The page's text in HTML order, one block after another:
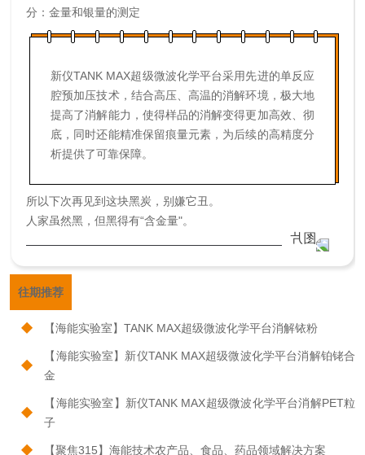
分：金量和银量的测定
新仪TANK MAX超级微波化学平台采用先进的单反应
腔预加压技术，结合高压、高温的消解环境，极大地
提高了消解能力，使得样品的消解变得更加高效、彻
底，同时还能精准保留痕量元素，为后续的高精度分
析提供了可靠保障。
所以下次再见到这块黑炭，别嫌它丑。
人家虽然黑，但黑得有“含金量"。
往期推荐
【海能实验室】TANK MAX超级微波化学平台消解铱粉
【海能实验室】新仪TANK MAX超级微波化学平台消解铂铑合
金
【海能实验室】新仪TANK MAX超级微波化学平台消解PET粒
子
【聚焦315】海能技术农产品、食品、药品领域解决方案